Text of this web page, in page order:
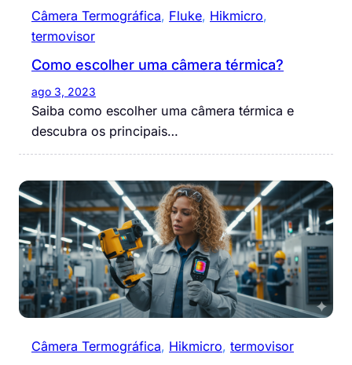
Câmera Termográfica, Fluke, Hikmicro
termovisor
Como escolher uma câmera térmica?
ago 3, 2023
Saiba como escolher uma câmera térmica e
descubra os principais…
Câmera Termográfica, Hikmicro, termovisor